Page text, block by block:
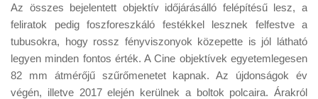
Az összes bejelentett objektív időjárásálló felépítésű lesz, a
feliratok pedig foszforeszkáló festékkel lesznek felfestve a
tubusokra, hogy rossz fényviszonyok közepette is jól látható
legyen minden fontos érték. A Cine objektívek egyetemlegesen
82 mm átmérőjű szűrőmenetet kapnak. Az újdonságok év
végén, illetve 2017 elején kerülnek a boltok polcaira. Árakról